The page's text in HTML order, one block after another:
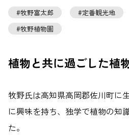
牧野富太郎 定番観光地
牧野植物園
植物と共に過ごした植
牧野氏は高知県高岡郡佐川町に
に興味を持ち、独学で植物の知
た。